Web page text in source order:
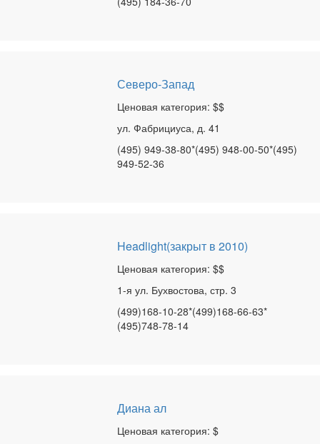
Северо-Запад
Ценовая категория: $$
ул. Фабрициуса, д. 41
(495) 949-38-80*(495) 948-00-50*(495)
949-52-36
Headlight(закрыт в 2010)
Ценовая категория: $$
1-я ул. Бухвостова, стр. 3
(499)168-10-28*(499)168-66-63*
(495)748-78-14
Диана ал
Ценовая категория: $